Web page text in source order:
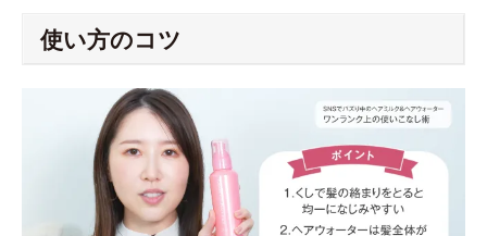
使い方のコツ